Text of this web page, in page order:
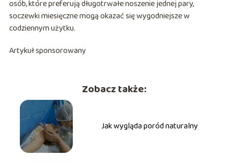
osób, które preferują długotrwałe noszenie jednej pary,
soczewki miesięczne mogą okazać się wygodniejsze w
codziennym użytku.
Artykuł sponsorowany
Zobacz także:
Jak wygląda poród naturalny